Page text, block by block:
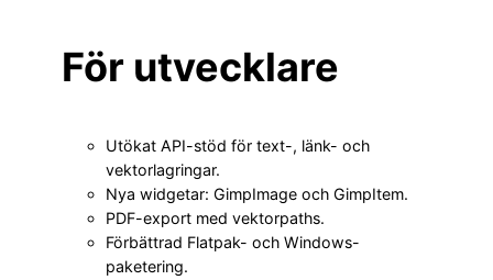
För utvecklare
Utökat API-stöd för text-, länk- och
vektorlagringar.
Nya widgetar: GimpImage och GimpItem.
PDF-export med vektorpaths.
Förbättrad Flatpak- och Windows-
paketering.